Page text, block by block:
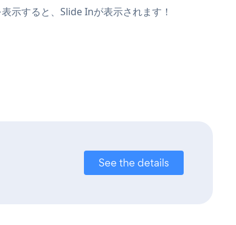
示すると、Slide Inが表示されます！
See the details